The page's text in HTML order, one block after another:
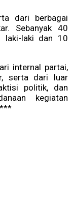
dari berbagai
Sebanyak 40
laki-laki dan 10
internal partai,
serta dari luar
politik, dan
kegiatan